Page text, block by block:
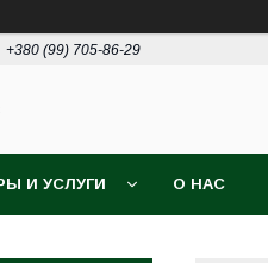
+380 (99) 705-86-29
И УСЛУГИ О НАС